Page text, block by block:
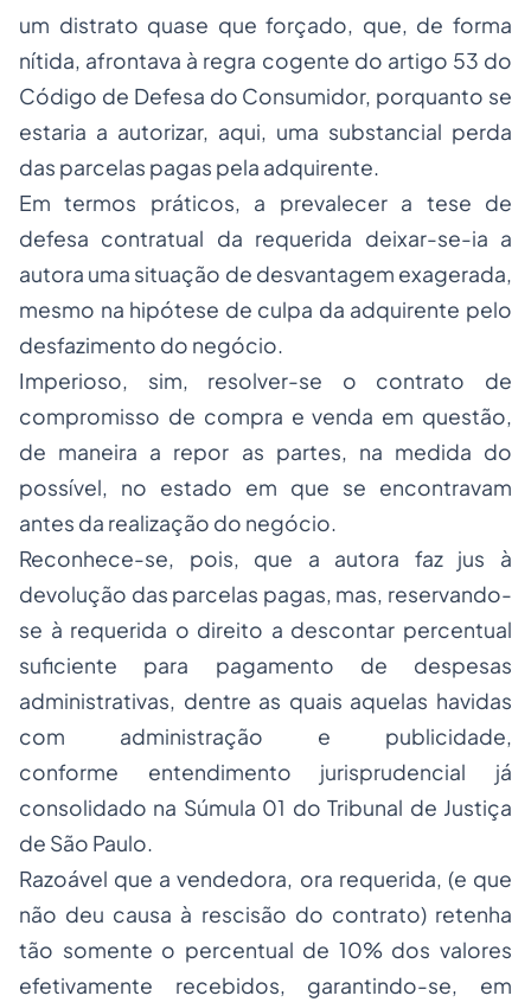
um distrato quase que forçado, que, de forma
nítida, afrontava à regra cogente do artigo 53 do
Código de Defesa do Consumidor, porquanto se
estaria a autorizar, aqui, uma substancial perda
das parcelas pagas pela adquirente.
Em termos práticos, a prevalecer a tese de
defesa contratual da requerida deixar-se-ia a
autora uma situação de desvantagem exagerada,
mesmo na hipótese de culpa da adquirente pelo
desfazimento do negócio.
Imperioso, sim, resolver-se o contrato de
compromisso de compra e venda em questão,
de maneira a repor as partes, na medida do
possível, no estado em que se encontravam
antes da realização do negócio.
Reconhece-se, pois, que a autora faz jus à
devolução das parcelas pagas, mas, reservando-
se à requerida o direito a descontar percentual
suficiente para pagamento de despesas
administrativas, dentre as quais aquelas havidas
com administração e publicidade,
conforme entendimento jurisprudencial já
consolidado na Súmula 01 do Tribunal de Justiça
de São Paulo.
Razoável que a vendedora, ora requerida, (e que
não deu causa à rescisão do contrato) retenha
tão somente o percentual de 10% dos valores
efetivamente recebidos, garantindo-se, em